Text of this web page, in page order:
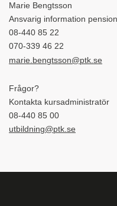
Marie Bengtsson
Ansvarig information
08-440 85 22
070-339 46 22
marie.bengtsson@ptk.se
Frågor?
Kontakta kursadministratör
08-440 85 00
utbildning@ptk.se